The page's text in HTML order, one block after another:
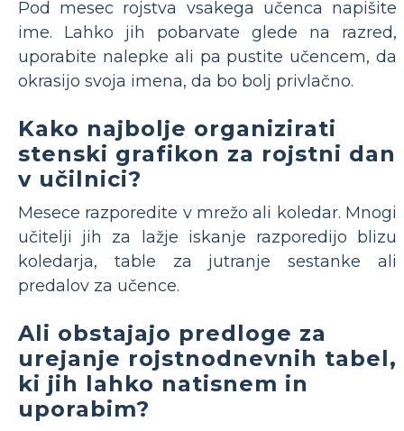
Pod mesec rojstva vsakega učenca napišite
ime. Lahko jih pobarvate glede na razred,
uporabite nalepke ali pa pustite učencem, da
okrasijo svoja imena, da bo bolj privlačno.
Kako najbolje organizirati
stenski grafikon za rojstni dan
v učilnici?
Mesece razporedite v mrežo ali koledar. Mnogi
učitelji jih za lažje iskanje razporedijo blizu
koledarja, table za jutranje sestanke ali
predalov za učence.
Ali obstajajo predloge za
urejanje rojstnodnevnih tabel,
ki jih lahko natisnem in
uporabim?